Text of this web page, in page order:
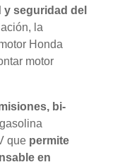
seguridad del
la
Honda
motor
bi-
que permite
en